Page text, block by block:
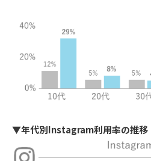
▼年代別Instagram利用率の推移